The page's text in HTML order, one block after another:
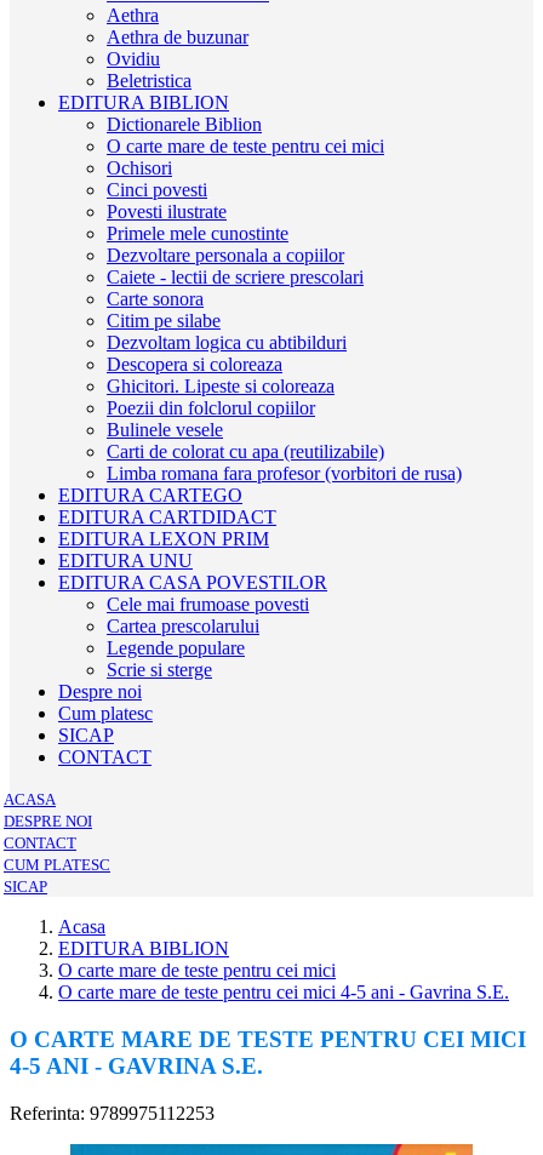
Aethra
Aethra de buzunar
Ovidiu
Beletristica
EDITURA BIBLION
Dictionarele Biblion
O carte mare de teste pentru cei mici
Ochisori
Cinci povesti
Povesti ilustrate
Primele mele cunostinte
Dezvoltare personala a copiilor
Caiete - lectii de scriere prescolari
Carte sonora
Citim pe silabe
Dezvoltam logica cu abtibilduri
Descopera si coloreaza
Ghicitori. Lipeste si coloreaza
Poezii din folclorul copiilor
Bulinele vesele
Carti de colorat cu apa (reutilizabile)
Limba romana fara profesor (vorbitori de rusa)
EDITURA CARTEGO
EDITURA CARTDIDACT
EDITURA LEXON PRIM
EDITURA UNU
EDITURA CASA POVESTILOR
Cele mai frumoase povesti
Cartea prescolarului
Legende populare
Scrie si sterge
Despre noi
Cum platesc
SICAP
CONTACT
ACASA
DESPRE NOI
CONTACT
CUM PLATESC
SICAP
Acasa
EDITURA BIBLION
O carte mare de teste pentru cei mici
O carte mare de teste pentru cei mici 4-5 ani - Gavrina S.E.
O CARTE MARE DE TESTE PENTRU CEI MICI
4-5 ANI - GAVRINA S.E.
Referinta: 9789975112253